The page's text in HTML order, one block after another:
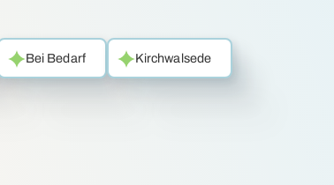
Bei Bedarf Kirchwalsede